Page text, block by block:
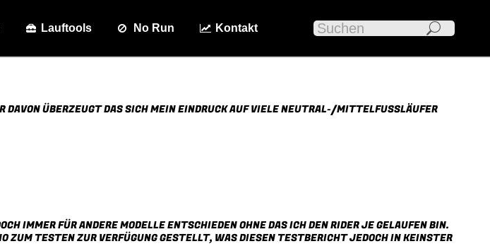
Lauftools No Run Kontakt Search:
ÜBERZEUGT DAS SICH MEIN EINDRUCK AUF VIELE NEUTRAL-/MITTELFUSSLÄUFER Ü
IMMER FÜR ANDERE MODELLE ENTSCHIEDEN OHNE DAS ICH DEN RIDER JE GELAUFEN BIN.
TESTEN ZUR VERFÜGUNG GESTELLT, WAS DIESEN TESTBERICHT JEDOCH IN KEINSTER